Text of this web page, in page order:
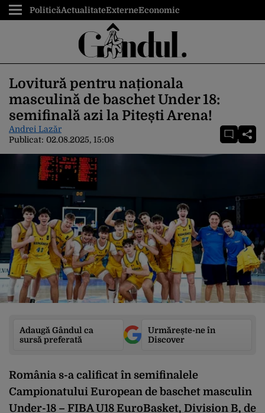
PoliticăActualitateExterneEconomic
Lovitură pentru naționala
masculină de baschet Under 18:
semifinală azi la Pitești Arena!
Andrei Lazăr
Publicat: 02.08.2025, 15:08
Adaugă Gândul ca
sursă preferată
Urmărește-ne în
Discover
România s-a calificat în semifinalele
Campionatului European de baschet masculin
Under-18 – FIBA U18 EuroBasket, Division B, de